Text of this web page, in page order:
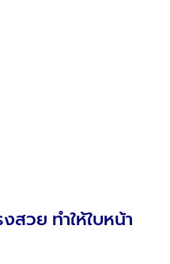
สวย ทำให้ใบหน้า